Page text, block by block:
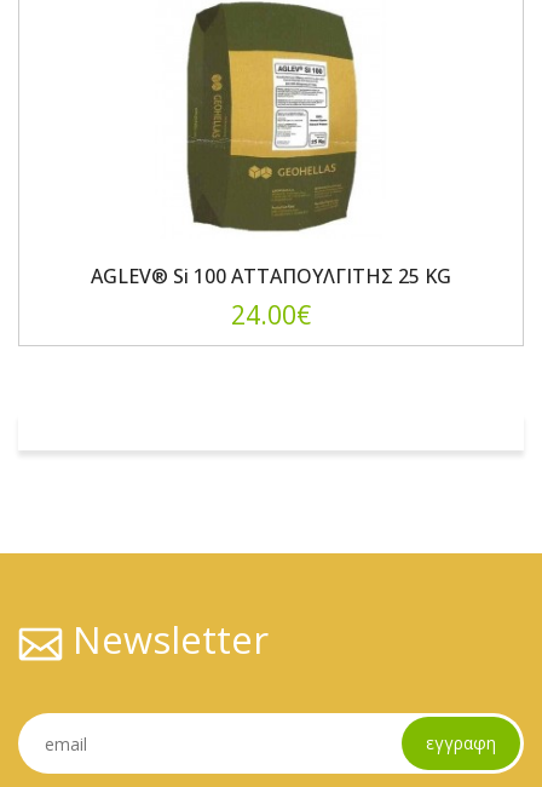
AGLEV® Si 100 ΑΤΤΑΠΟΥΛΓΙΤΗΣ 25 KG
24.00€
Newsletter
εγγραφη